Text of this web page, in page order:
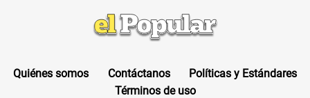
Quiénes somos Contáctanos
Políticas y Estándares
Términos de uso